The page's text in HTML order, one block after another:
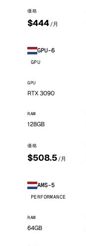
価格
$444 /月
GPU-6
GPU
GPU
RTX 3090
RAM
128GB
価格
$508.5 /月
AMS-5
PERFORMANCE
RAM
64GB